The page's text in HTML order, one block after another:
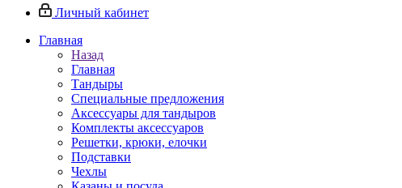
Личный кабинет
Главная
Назад
Главная
Тандыры
Специальные предложения
Аксессуары для тандыров
Комплекты аксессуаров
Решетки, крюки, елочки
Подставки
Чехлы